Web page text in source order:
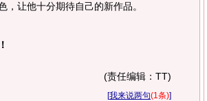
让他十分期待自己的新作品。
(责任编辑：TT)
[我来说两句(1条)]